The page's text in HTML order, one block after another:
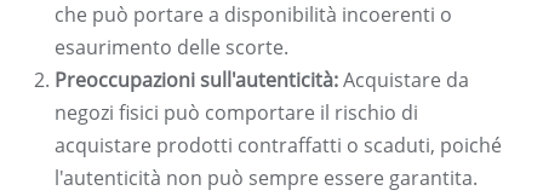
che può portare a disponibilità incoerenti o
esaurimento delle scorte.
Preoccupazioni sull'autenticità:Acquistare da
negozi fisici può comportare il rischio di
acquistare prodotti contraffatti o scaduti, poiché
l'autenticità non può sempre essere garantita.